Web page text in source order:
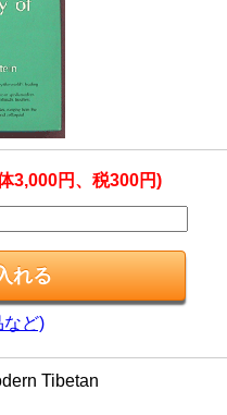
3,000円、税300円)
など)
Tibetan